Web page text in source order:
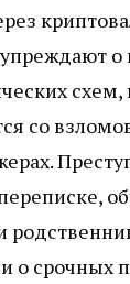
о
схем,
со
о срочных